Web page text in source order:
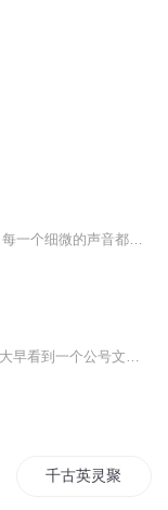
千古英灵聚三国